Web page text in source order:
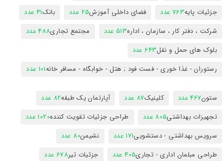
جزئیات پایه763 عدد فضای داخلی آموزش25 عدد بانک41 عدد
شرکت ، دفتر کار ، سازمان ، اداره513 عدد مجتمع تجاری488 عدد
بلوک های حمل و نقل643 عدد
رستوران - غذا خوری - فست فود ; هتل - خوابگاه - مسافر خانه101 عدد
ستون467 عدد کلینیک87 عدد آپارتمان یک طبقه82 عدد
تجهیزات بهداشتی805 عدد طراحی جزئیات تقویت کننده1020 عدد
سرویس بهداشتی - دستشویی171 عدد نشیمن80 عدد
طراحی مبلمان اداری - تجاری405 عدد جزئیات تیر678 عدد